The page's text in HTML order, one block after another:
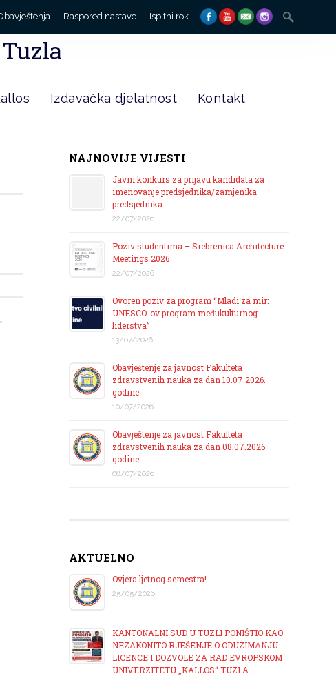
Raspored nastave Ispitni rok
Search
for:
Izdavačka djelatnost Kontakt
NAJNOVIJE VIJESTI
Javni konkurs za prijavu kandidata za
imenovanje predsjednika/zamjenika
predsjednika
22/07/2026
Poziv studentima – Srebrenica Architecture
Meetings 2026
22/07/2026
Ovoren poziv za program “Mladi za mir:
UNESCO-ov program međukulturnog
liderstva”
13/07/2026
Obavještenje za javnost Fakulteta
zdravstvenih nauka za dan 10.07.2026.
godine
10/07/2026
Obavještenje za javnost Fakulteta
zdravstvenih nauka za dan 08.07.2026.
godine
08/07/2026
AKTUELNO
Ovjera ljetnog semestra!
25/05/2026
KANTONALNI SUD U TUZLI PONIŠTIO KAO
NEZAKONITO RJEŠENJE O ODUZIMANJU
LICENCE I DOZVOLE ZA RAD EVROPSKOM
UNIVERZITETU „KALLOS“ TUZLA